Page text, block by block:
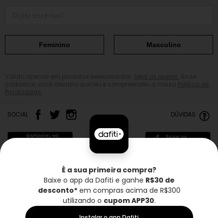
Feminino Masculino
SOCIAL DÚVIDAS
Frete grátis* Troca grátis Entrega rápida
É a sua primeira compra?
Baixe o app da Dafiti e ganhe R$30 de
desconto*em compras acima de R$300
utilizando o cupom APP30.